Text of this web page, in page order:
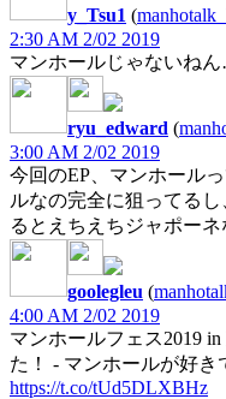
y_Tsu1 (
2:30 AM 2/02 2019
マンホールじゃないね
ryu_edward (
3:00 AM 2/02 2019
今回のEP、マンホール
ルなの完全に狙ってる
るとえちえちジャポーネ
goolegleu (
4:00 AM 2/02 2019
マンホールフェス2019
た！ - マンホールが好き
https://t.co/tUd5DLXBHz